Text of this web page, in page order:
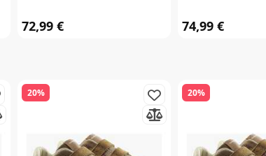
72,99 € 74,99 €
20% 20%